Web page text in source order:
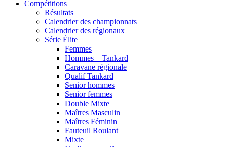
Compétitions
Résultats
Calendrier des championnats
Calendrier des régionaux
Série Élite
Femmes
Hommes – Tankard
Caravane régionale
Qualif Tankard
Senior hommes
Senior femmes
Double Mixte
Maîtres Masculin
Maîtres Féminin
Fauteuil Roulant
Mixte